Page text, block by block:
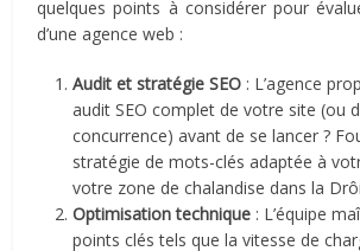
quelques points à considérer pour
d’une agence web :
Audit et stratégie SEO : L’agence
audit SEO complet de votre site (ou
concurrence) avant de se lancer ?
stratégie de mots-clés adaptée à
votre zone de chalandise dans la
Optimisation technique : L’équipe
points clés tels que la vitesse de